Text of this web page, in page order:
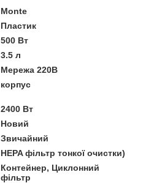
Monte
Пластик
500 Вт
3.5 л
Мережа 220В
корпус
2400 Вт
Новий
Звичайний
HEPA фільтр тонкої очистки)
Контейнер, Циклонний
фільтр